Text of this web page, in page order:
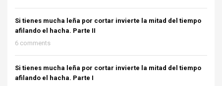
Si tienes mucha leña por cortar invierte la mitad del tiempo
afilando el hacha. Parte II
6 comments
Si tienes mucha leña por cortar invierte la mitad del tiempo
afilando el hacha. Parte I